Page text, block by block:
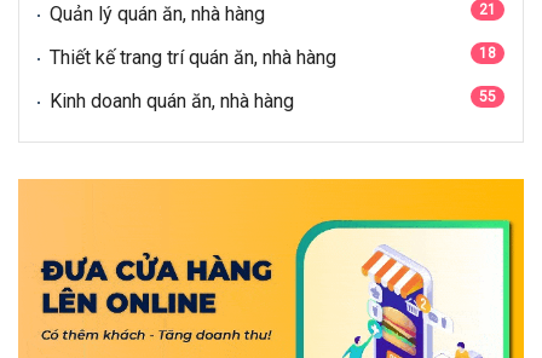
Quản lý quán ăn, nhà hàng 21
Thiết kế trang trí quán ăn, nhà hàng 18
Kinh doanh quán ăn, nhà hàng 55